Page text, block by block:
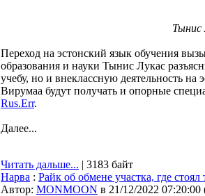
Тынис
Переход на эстонский язык обучения
образования и науки Тынис Лукас
учебу, но и внеклассную деятельность на
Вирумаа будут получать и опорные
Rus.Err.
Далее...
Читать дальше... | 3183 байт
Нарва : Райк об обмене участка, где
Автор: MONMOON в 21/12/2022 07:20:00